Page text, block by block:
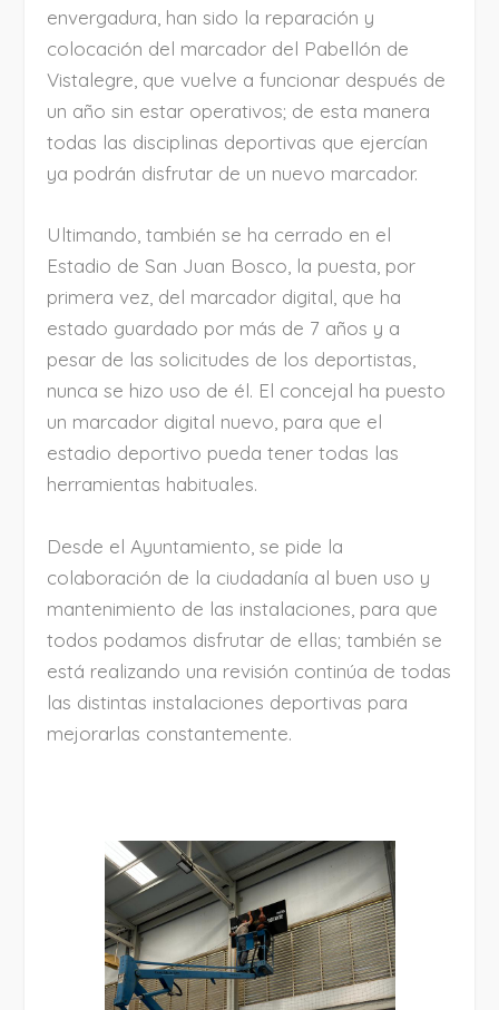
envergadura, han sido la reparación y
colocación del marcador del Pabellón de
Vistalegre, que vuelve a funcionar después de
un año sin estar operativos; de esta manera
todas las disciplinas deportivas que ejercían
ya podrán disfrutar de un nuevo marcador.
Ultimando, también se ha cerrado en el
Estadio de San Juan Bosco, la puesta, por
primera vez, del marcador digital, que ha
estado guardado por más de 7 años y a
pesar de las solicitudes de los deportistas,
nunca se hizo uso de él. El concejal ha puesto
un marcador digital nuevo, para que el
estadio deportivo pueda tener todas las
herramientas habituales.
Desde el Ayuntamiento, se pide la
colaboración de la ciudadanía al buen uso y
mantenimiento de las instalaciones, para que
todos podamos disfrutar de ellas; también se
está realizando una revisión continúa de todas
las distintas instalaciones deportivas para
mejorarlas constantemente.